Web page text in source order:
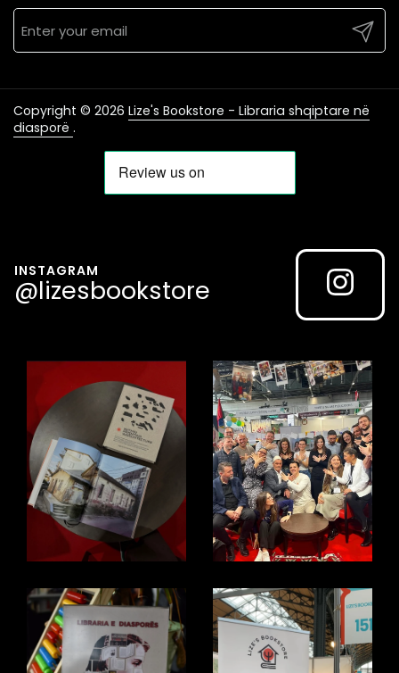
Submit
Copyright © 2026 Lize's Bookstore - Libraria shqiptare në
diasporë .
INSTAGRAM
@lizesbookstore